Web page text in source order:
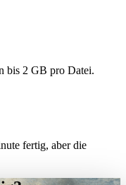
bis 2 GB pro Datei.
fertig, aber die